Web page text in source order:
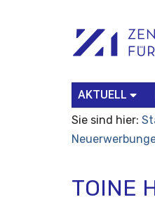
Werkzeuge
Search…
AKTUELL
Sie sind hier:
TOINE